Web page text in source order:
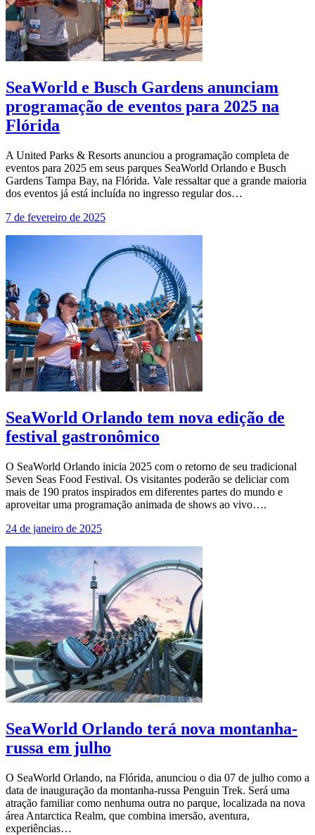
SeaWorld e Busch Gardens anunciam
programação de eventos para 2025 na
Flórida
A United Parks & Resorts anunciou a programação completa de
eventos para 2025 em seus parques SeaWorld Orlando e Busch
Gardens Tampa Bay, na Flórida. Vale ressaltar que a grande maioria
dos eventos já está incluída no ingresso regular dos…
7 de fevereiro de 2025
SeaWorld Orlando tem nova edição de
festival gastronômico
O SeaWorld Orlando inicia 2025 com o retorno de seu tradicional
Seven Seas Food Festival. Os visitantes poderão se deliciar com
mais de 190 pratos inspirados em diferentes partes do mundo e
aproveitar uma programação animada de shows ao vivo….
24 de janeiro de 2025
SeaWorld Orlando terá nova montanha-
russa em julho
O SeaWorld Orlando, na Flórida, anunciou o dia 07 de julho como a
data de inauguração da montanha-russa Penguin Trek. Será uma
atração familiar como nenhuma outra no parque, localizada na nova
área Antarctica Realm, que combina imersão, aventura,
experiências…